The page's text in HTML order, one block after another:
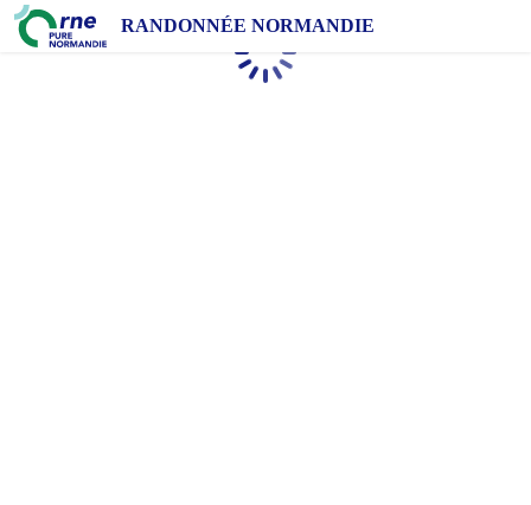
RANDONNÉE NORMANDIE
Chargement